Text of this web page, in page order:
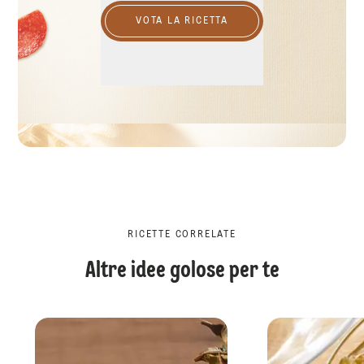
VOTA LA RICETTA
RICETTE CORRELATE
Altre idee golose per te